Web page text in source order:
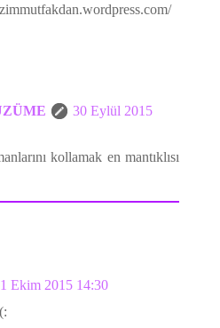
30 Eylül 2015
kollamak en mantıklısı
1 Ekim 2015 14:30